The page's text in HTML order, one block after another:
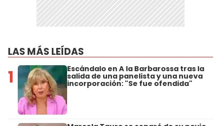
LAS MÁS LEÍDAS
1 Escándalo en A la Barbarossa tras la
salida de una panelista y una nueva
incorporación: "Se fue ofendida"